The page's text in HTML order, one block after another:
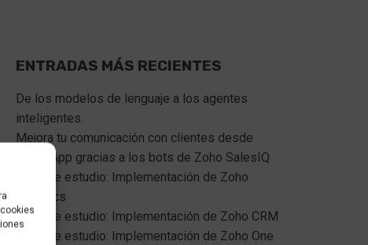
ENTRADAS MÁS RECIENTES
De los modelos de lenguaje a los agentes
inteligentes.
Mejora tu comunicación con clientes desde
WhatsApp gracias a los bots de Zoho SalesIQ
Caso de estudio: Implementación de Zoho
Analytics
Caso de estudio: Implementación de Zoho CRM
Caso de estudio: Implementación de Zoho One